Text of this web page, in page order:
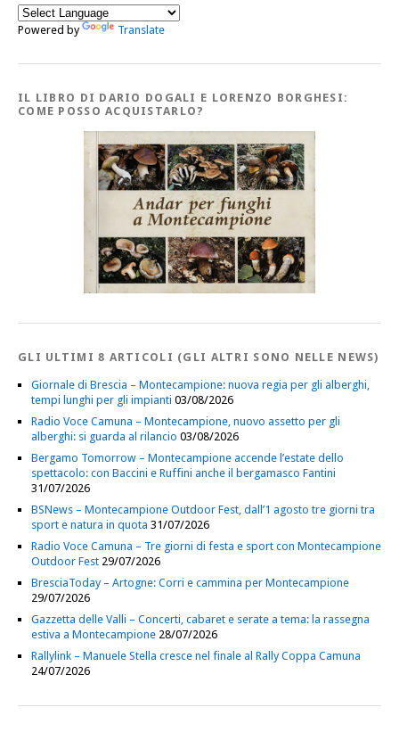
Powered by Translate
IL LIBRO DI DARIO DOGALI E LORENZO BORGHESI:
COME POSSO ACQUISTARLO?
GLI ULTIMI 8 ARTICOLI (GLI ALTRI SONO NELLE NEWS)
Giornale di Brescia – Montecampione: nuova regia per gli alberghi,
tempi lunghi per gli impianti 03/08/2026
Radio Voce Camuna – Montecampione, nuovo assetto per gli
alberghi: si guarda al rilancio 03/08/2026
Bergamo Tomorrow – Montecampione accende l’estate dello
spettacolo: con Baccini e Ruffini anche il bergamasco Fantini
31/07/2026
BSNews – Montecampione Outdoor Fest, dall’1 agosto tre giorni tra
sport e natura in quota 31/07/2026
Radio Voce Camuna – Tre giorni di festa e sport con Montecampione
Outdoor Fest 29/07/2026
BresciaToday – Artogne: Corri e cammina per Montecampione
29/07/2026
Gazzetta delle Valli – Concerti, cabaret e serate a tema: la rassegna
estiva a Montecampione 28/07/2026
Rallylink – Manuele Stella cresce nel finale al Rally Coppa Camuna
24/07/2026